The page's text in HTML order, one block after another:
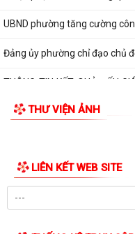
thông tin tiếp nhận kiến nghị,...
ẤM ÁP CHƯƠNG TRÌNH
NGHĨA TRANG LIỆT SĨ
đầu năm 2026